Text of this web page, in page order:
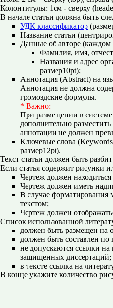
Колонтитулы: 1см - сверху
В начале статьи должна быть
УДК классификатор
Название статьи
Данные об авторе (каждом
Фамилия, имя,
Названия и адрес
размер10pt);
Аннотация (Abstract) на
Аннотация не должна
громоздские формулы.
* Важно:
При размещении в системе
дополнительно
аннотации не должен
Ключевые слова
размер12pt).
Текст статьи должен быть
Если статья содержит рисунки
Чертеж должен
Чертеж должен иметь
В случае форматирования
текстом;
Чертеж должен
Список использованной
должен быть размещен на
должен быть составлен по
не допускаются ссылки
защищенных диссертаций;
в тексте ссылка на
В конце укажите количество